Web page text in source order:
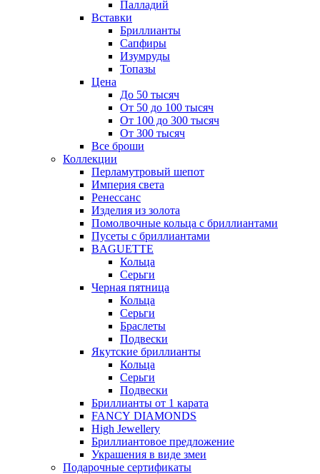
Палладий
Вставки
Бриллианты
Сапфиры
Изумруды
Топазы
Цена
До 50 тысяч
От 50 до 100 тысяч
От 100 до 300 тысяч
От 300 тысяч
Все броши
Коллекции
Перламутровый шепот
Империя света
Ренессанс
Изделия из золота
Помолвочные кольца с бриллиантами
Пусеты с бриллиантами
BAGUETTE
Кольца
Серьги
Черная пятница
Кольца
Серьги
Браслеты
Подвески
Якутские бриллианты
Кольца
Серьги
Подвески
Бриллианты от 1 карата
FANCY DIAMONDS
High Jewellery
Бриллиантовое предложение
Украшения в виде змеи
Подарочные сертификаты